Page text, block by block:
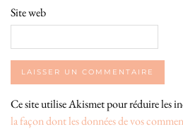
Site web
Ce site utilise Akismet pour réduire les
la façon dont les données de vos